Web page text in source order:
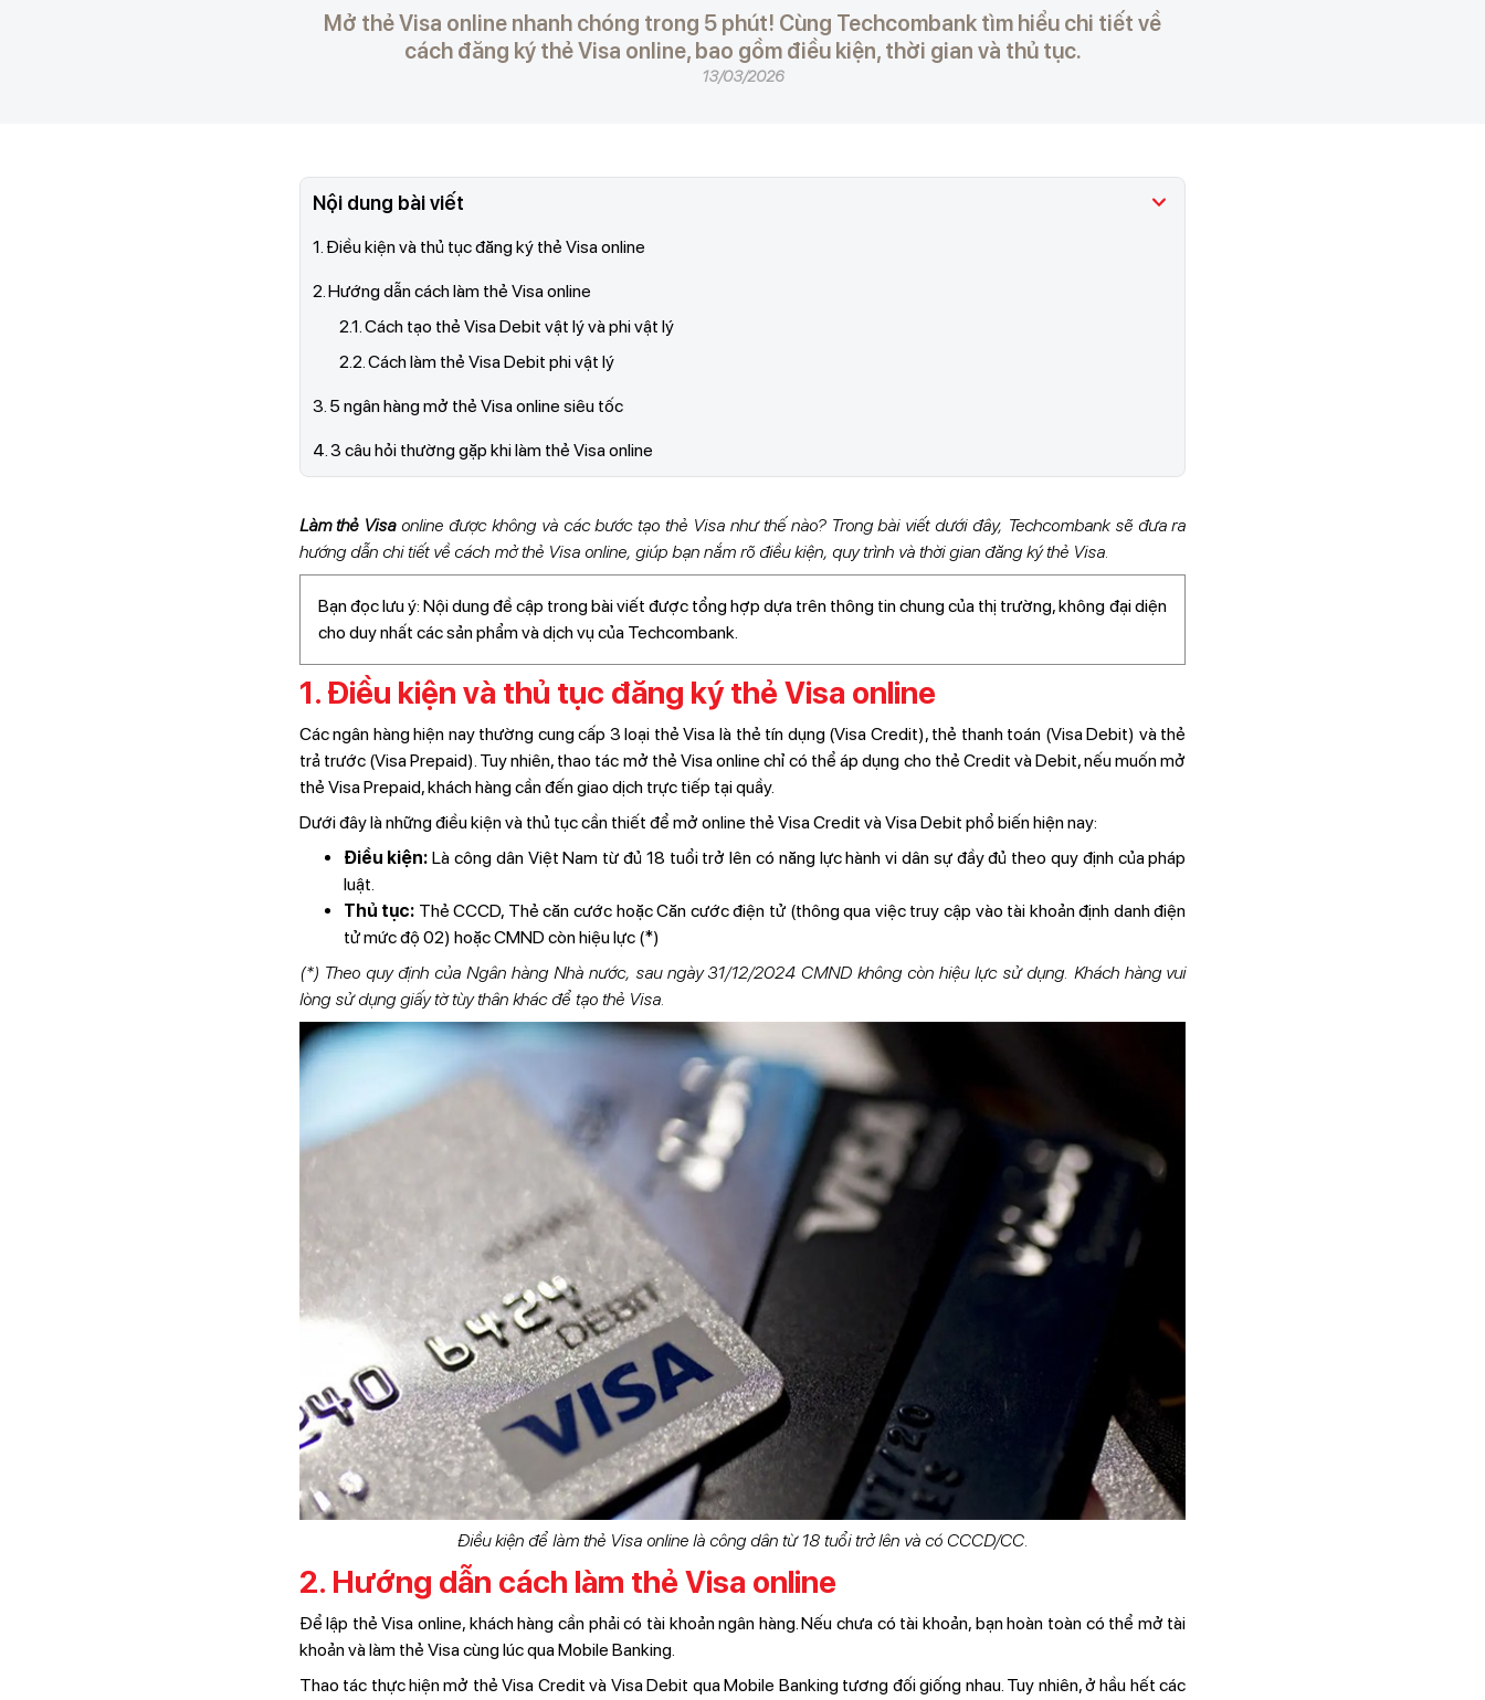
Mở thẻ Visa online nhanh chóng trong 5 phút! Cùng Techcombank tìm hiểu chi tiết về
cách đăng ký thẻ Visa online, bao gồm điều kiện, thời gian và thủ tục.
13/03/2026
Nội dung bài viết
1. Điều kiện và thủ tục đăng ký thẻ Visa online
2. Hướng dẫn cách làm thẻ Visa online
2.1. Cách tạo thẻ Visa Debit vật lý và phi vật lý
2.2. Cách làm thẻ Visa Debit phi vật lý
3. 5 ngân hàng mở thẻ Visa online siêu tốc
4. 3 câu hỏi thường gặp khi làm thẻ Visa online
Làm thẻ Visaonline được không và các bước tạo thẻ Visa như thế nào? Trong bài viết dưới đây, Techcombank sẽ đưa ra
hướng dẫn chi tiết về cách mở thẻ Visa online, giúp bạn nắm rõ điều kiện, quy trình và thời gian đăng ký thẻ Visa.
Bạn đọc lưu ý: Nội dung đề cập trong bài viết được tổng hợp dựa trên thông tin chung của thị trường, không đại diện
cho duy nhất các sản phẩm và dịch vụ của Techcombank.
1. Điều kiện và thủ tục đăng ký thẻ Visa online
Các ngân hàng hiện nay thường cung cấp 3 loại thẻ Visa là thẻ tín dụng (Visa Credit), thẻ thanh toán (Visa Debit) và thẻ
trả trước (Visa Prepaid). Tuy nhiên, thao tác mở thẻ Visa online chỉ có thể áp dụng cho thẻ Credit và Debit, nếu muốn mở
thẻ Visa Prepaid, khách hàng cần đến giao dịch trực tiếp tại quầy.
Dưới đây là những điều kiện và thủ tục cần thiết để mở online thẻ Visa Credit và Visa Debit phổ biến hiện nay:
Điều kiện: Là công dân Việt Nam từ đủ 18 tuổi trở lên có năng lực hành vi dân sự đầy đủ theo quy định của pháp
luật.
Thủ tục: Thẻ CCCD, Thẻ căn cước hoặc Căn cước điện tử (thông qua việc truy cập vào tài khoản định danh điện
tử mức độ 02) hoặc CMND còn hiệu lực (*)
(*) Theo quy định của Ngân hàng Nhà nước, sau ngày 31/12/2024 CMND không còn hiệu lực sử dụng. Khách hàng vui
lòng sử dụng giấy tờ tùy thân khác để tạo thẻ Visa.
Điều kiện để làm thẻ Visa online là công dân từ 18 tuổi trở lên và có CCCD/CC.
2. Hướng dẫn cách làm thẻ Visa online
Để lập thẻ Visa online, khách hàng cần phải có tài khoản ngân hàng. Nếu chưa có tài khoản, bạn hoàn toàn có thể mở tài
khoản và làm thẻ Visa cùng lúc qua Mobile Banking.
Thao tác thực hiện mở thẻ Visa Credit và Visa Debit qua Mobile Banking tương đối giống nhau. Tuy nhiên, ở hầu hết các